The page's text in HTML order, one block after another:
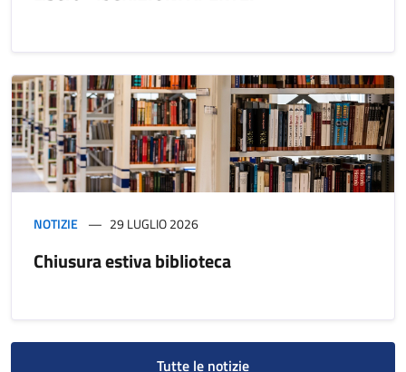
NOTIZIE 29 LUGLIO 2026
Chiusura estiva biblioteca
Tutte le notizie